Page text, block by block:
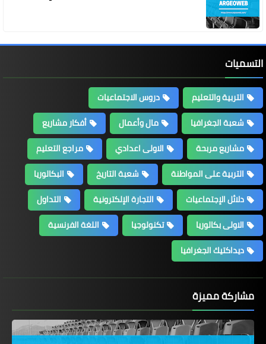
التسميات
التربية والتعليم
دروس الاجتماعيات
شعبة الجغرافيا
مال وأعمال
أفكار مشاريع
مشاريع مربحة
الاولى اعدادي
مراجع التعليم
التربية على المواطنة
شعبة التاريخ
البكالوريا
دلائل الإجتماعيات
التجارة الإلكترونية
التداول
الاولى بكالوريا
تكنولوجيا
اللغة الفرنسية
ديداكتيك الجغرافيا
مشاركة مميزة